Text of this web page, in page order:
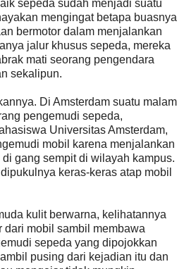
sepeda sudah menjadi suatu
mengingat betapa buasnya
bermotor dalam menjalankan
jalur khusus sepeda, mereka
mati seorang pengendara
sekalipun.
Di Amsterdam suatu malam
pengemudi sepeda,
Universitas Amsterdam,
mobil karena menjalankan
gang sempit di wilayah kampus.
keras-keras atap mobil
kulit berwarna, kelihatannya
dari mobil sambil membawa
sepeda yang dipojokkan
pusing dari kejadian itu dan